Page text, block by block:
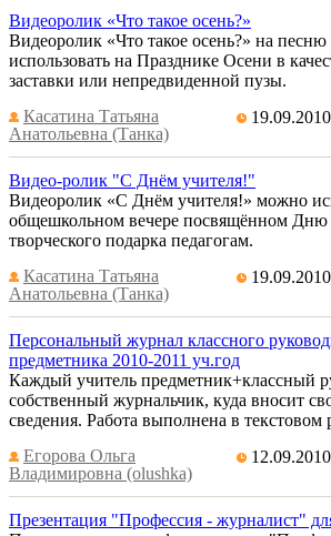
Видеоролик «Что такое осень?»
Видеоролик «Что такое осень?» на
использовать на Празднике Осени в
заставки или непредвиденной пузы.
Касатина Татьяна
Анатольевна (Танка)
19.09.2010
Видео-ролик "С Днём учителя!"
Видеоролик «С Днём учителя!» можно
общешкольном вечере посвящённом Дню
творческого подарка педагогам.
Касатина Татьяна
Анатольевна (Танка)
19.09.2010
Персональный журнал классного
предметника 2010-2011 уч.год
Каждый учитель предметник+классный
собственный журнальчик, куда вносит
сведения. Работа выполнена в текстовом
Егорова Ольга
Владимировна (olushka)
12.09.2010
Презентация "Профессия - журналист"